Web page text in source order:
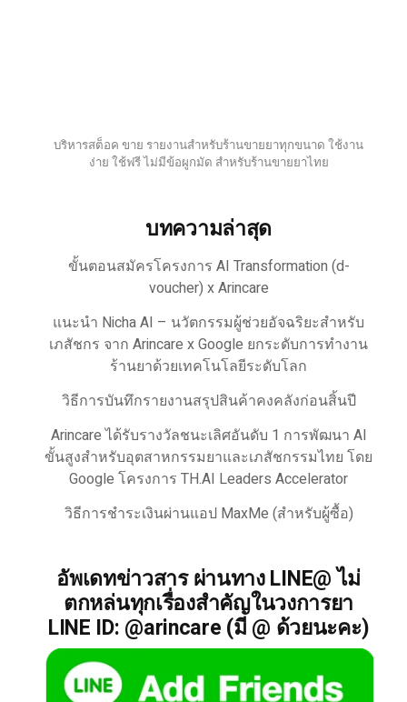
บริหารสต็อค ขาย รายงานสำหรับร้านขายยาทุกขนาด ใช้งาน
ง่าย ใช้ฟรี ไม่มีข้อผูกมัด สำหรับร้านขายยาไทย
บทความล่าสุด
ขั้นตอนสมัครโครงการ AI Transformation (d-
voucher) x Arincare
แนะนำ Nicha AI – นวัตกรรมผู้ช่วยอัจฉริยะสำหรับ
เภสัชกร จาก Arincare x Google ยกระดับการทำงาน
ร้านยาด้วยเทคโนโลยีระดับโลก
วิธีการบันทึกรายงานสรุปสินค้าคงคลังก่อนสิ้นปี
Arincare ได้รับรางวัลชนะเลิศอันดับ 1 การพัฒนา AI
ขั้นสูงสำหรับอุตสาหกรรมยาและเภสัชกรรมไทย โดย
Google โครงการ TH.AI Leaders Accelerator
วิธีการชำระเงินผ่านแอป MaxMe (สำหรับผู้ซื้อ)
อัพเดทข่าวสาร ผ่านทาง LINE@ ไม่
ตกหล่นทุกเรื่องสำคัญในวงการยา
LINE ID: @arincare (มี @ ด้วยนะคะ)